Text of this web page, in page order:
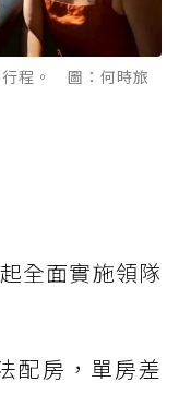
行程。 圖：何時旅
全面實施領隊
配房，單房差